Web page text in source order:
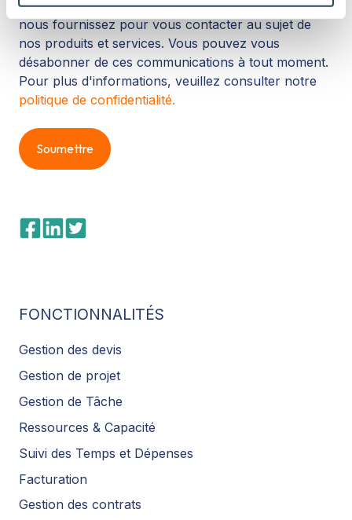
of their services.
Nous avons besoin des coordonnées que vous
nous fournissez pour vous contacter au sujet de
nos produits et services. Vous pouvez vous
désabonner de ces communications à tout moment.
Pour plus d'informations, veuillez consulter notre
politique de confidentialité.
FONCTIONNALITÉS
Gestion des devis
Gestion de projet
Gestion de Tâche
Ressources & Capacité
Suivi des Temps et Dépenses
Facturation
Gestion des contrats